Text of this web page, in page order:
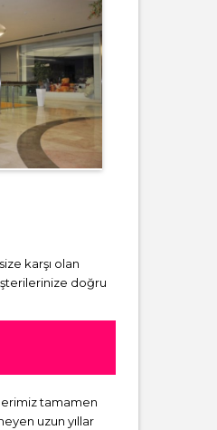
karşı olan
doğru
tamamen
uzun yıllar